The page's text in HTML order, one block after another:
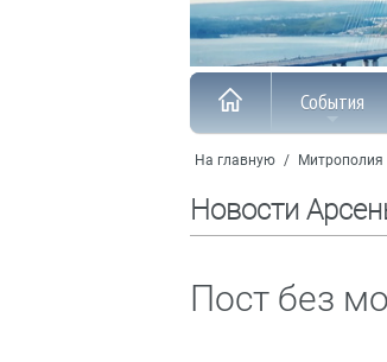
События
На главную / Митрополия
Новости
Пост без